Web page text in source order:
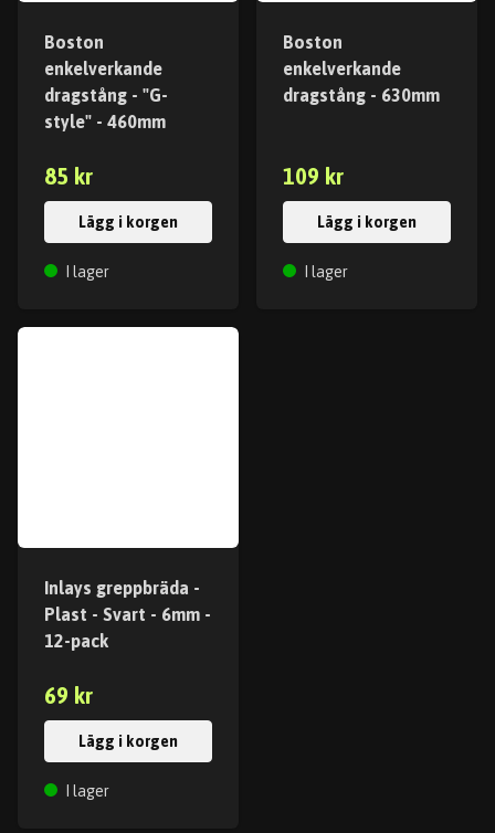
Boston
enkelverkande
dragstång - "G-
style" - 460mm
85 kr
Lägg i korgen
I lager
Boston
enkelverkande
dragstång - 630mm
109 kr
Lägg i korgen
I lager
Inlays greppbräda -
Plast - Svart - 6mm -
12-pack
69 kr
Lägg i korgen
I lager